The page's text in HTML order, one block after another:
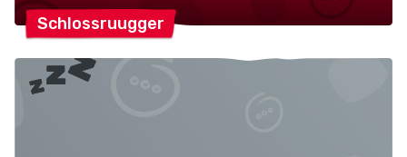
Schlossruugger